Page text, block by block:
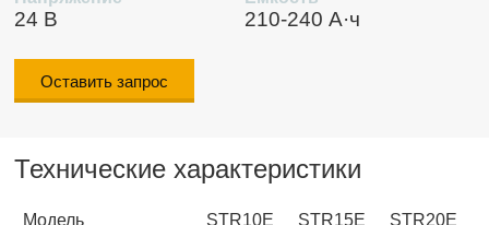
24 В 210-240 А·ч
Оставить запрос
Технические характеристики
Модель STR10E STR15E STR20E